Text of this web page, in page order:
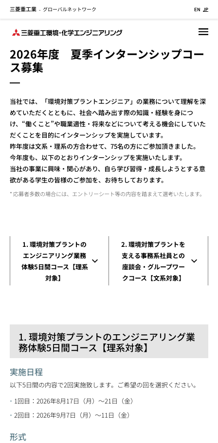
三菱重工業 - グローバルネットワーク EN JP
2026年度 夏季インターンシップコー
ス募集
当社では、「環境対策プラントエンジニア」の業務について理解を深
めていただくとともに、社会へ踏み出す際の知識・経験を身につ
け、“働くこと”や職業適性・将来などについて考える機会にしていた
だくことを目的にインターンシップを実施しています。
昨年度は文系・理系の方合わせて、75名の方にご参加頂きました。
今年度も、以下のとおりインターンシップを実施いたします。
当社の事業に興味・関心があり、自ら学び習得・成長しようとする意
欲がある学生の皆様のご参加を、お待ちしております。
応募者多数の場合には、エントリーシート等の内容を踏まえて選考いたします。
1. 環境対策プラントの
エンジニアリング業務
体験5日間コース【理系
対象】
2. 環境対策プラントを
支える事務系社員との
座談会・グループワー
クコース【文系対象】
1. 環境対策プラントのエンジニアリング業
務体験5日間コース【理系対象】
実施日程
以下5日間の内容で2回実施致します。ご希望の回を選択ください。
1回目：2026年8月17日（月）～21日（金）
2回目：2026年9月7日（月）～11日（金）
形式